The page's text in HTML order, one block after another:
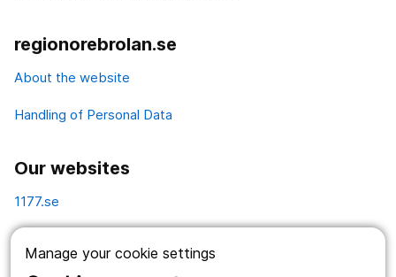
Manage your cookie settings
regionorebrolan.se
About the website
Handling of Personal Data
Our websites
1177.se